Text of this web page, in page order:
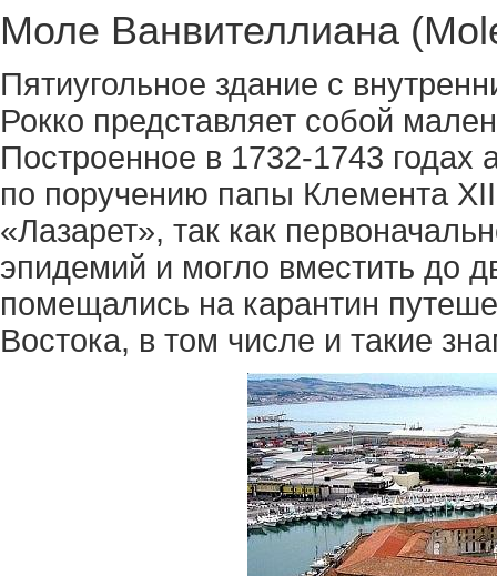
Моле Ванвителлиана
Пятиугольное здание с
Рокко представляет собой
Построенное в 1732-1743 годах
по поручению папы Клемента
«Лазарет», так как
эпидемий и могло вместить до
помещались на карантин
Востока, в том числе и такие